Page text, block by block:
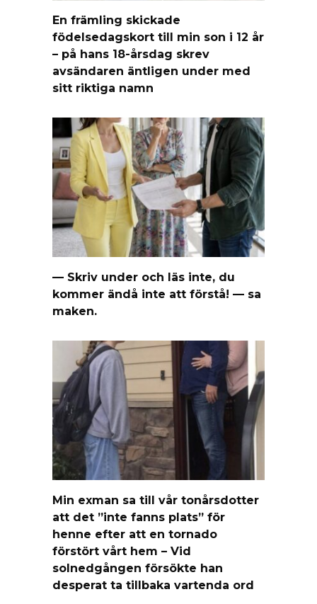
En främling skickade
födelsedagskort till min son i 12 år
– på hans 18-årsdag skrev
avsändaren äntligen under med
sitt riktiga namn
— Skriv under och läs inte, du
kommer ändå inte att förstå! — sa
maken.
Min exman sa till vår tonårsdotter
att det ”inte fanns plats” för
henne efter att en tornado
förstört vårt hem – Vid
solnedgången försökte han
desperat ta tillbaka vartenda ord